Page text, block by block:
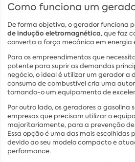
Como funciona um
De forma objetiva, o gerador funciona
de indução eletromagnética, que faz
converta a força mecânica em energia
Para os empreendimentos que
potente para suprir as demandas
negócio, o ideal é utilizar um gerador a
consumo de combustível cria uma
tornando-o um equipamento de
Por outro lado, os geradores a gasolina
empresas que precisam utilizar o
majoritariamente, para a prevenção
Essa opção é uma das mais escolhidas
devido ao seu modelo compacto e
performance.